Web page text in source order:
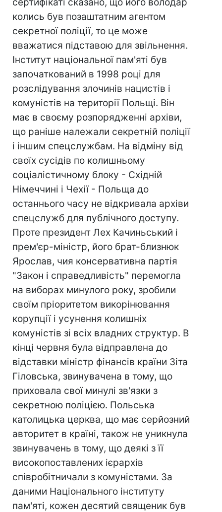
колись був позаштатним агентом
секретної поліції, то це може
вважатися підставою для звільнення.
Інститут національної пам'яті був
започаткований в 1998 році для
розслідування злочинів нацистів і
комуністів на території Польщі. Він
має в своєму розпорядженні архіви,
що раніше належали секретній поліції
і іншим спецслужбам. На відміну від
своїх сусідів по колишньому
соціалістичному блоку - Східній
Німеччині і Чехії - Польща до
останнього часу не відкривала архіви
спецслужб для публічного доступу.
Проте президент Лех Качиньський і
прем'єр-міністр, його брат-близнюк
Ярослав, чия консервативна партія
"Закон і справедливість" перемогла
на виборах минулого року, зробили
своїм пріоритетом викорінювання
корупції і усунення колишніх
комуністів зі всіх владних структур. В
кінці червня була відправлена до
відставки міністр фінансів країни Зіта
Гіловська, звинувачена в тому, що
приховала свої минулі зв'язки з
секретною поліцією. Польська
католицька церква, що має серйозний
авторитет в країні, також не уникнула
звинувачень в тому, що деякі з її
високопоставлених ієрархів
співробітничали з комуністами. За
даними Національного інституту
пам'яті, кожен десятий священик був